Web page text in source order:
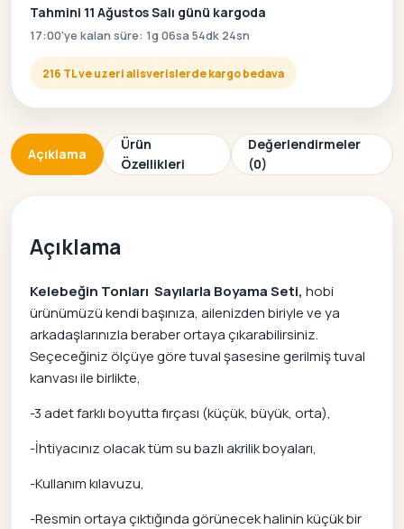
Tahmini 11 Ağustos Salı günü kargoda
17:00'ye kalan süre: 1g 06sa 54dk 24sn
216 TL ve uzeri alisverislerde kargo bedava
Açıklama
Ürün
Özellikleri
Değerlendirmeler
(0)
Açıklama
Kelebeğin Tonları Sayılarla Boyama Seti, hobi
ürünümüzü kendi başınıza, ailenizden biriyle ve ya
arkadaşlarınızla beraber ortaya çıkarabilirsiniz.
Seçeceğiniz ölçüye göre tuval şasesine gerilmiş tuval
kanvası ile birlikte,
-3 adet farklı boyutta fırçası (küçük, büyük, orta),
-İhtiyacınız olacak tüm su bazlı akrilik boyaları,
-Kullanım kılavuzu,
-Resmin ortaya çıktığında görünecek halinin küçük bir